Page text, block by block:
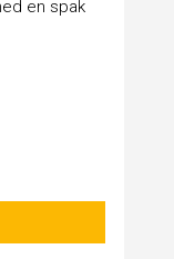
en spak